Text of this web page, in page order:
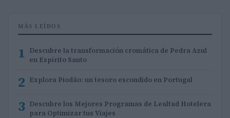
MÁS LEÍDOS
1 Descubre la transformación cromática de Pedra Azul
en Espírito Santo
2 Explora Piodão: un tesoro escondido en Portugal
3 Descubre los Mejores Programas de Lealtad Hotelera
para Optimizar tus Viajes